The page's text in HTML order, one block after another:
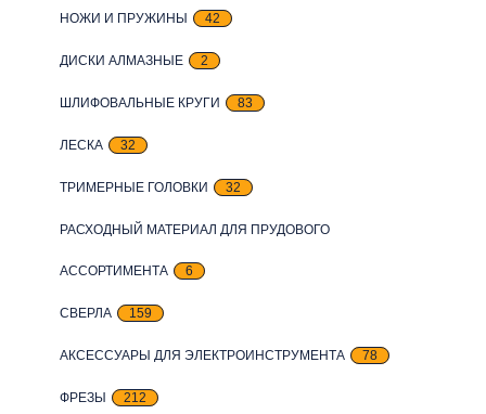
НОЖИ И ПРУЖИНЫ 42
ДИСКИ АЛМАЗНЫЕ 2
ШЛИФОВАЛЬНЫЕ КРУГИ 83
ЛЕСКА 32
ТРИМЕРНЫЕ ГОЛОВКИ 32
РАСХОДНЫЙ МАТЕРИАЛ ДЛЯ ПРУДОВОГО
АССОРТИМЕНТА 6
СВЕРЛА 159
АКСЕССУАРЫ ДЛЯ ЭЛЕКТРОИНСТРУМЕНТА 78
ФРЕЗЫ 212